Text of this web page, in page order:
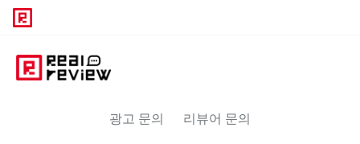
광고 문의 리뷰어 문의